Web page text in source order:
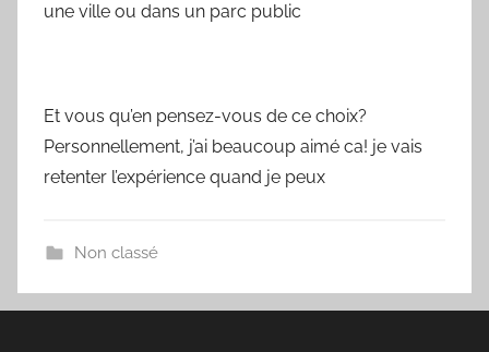
une ville ou dans un parc public
Et vous qu’en pensez-vous de ce choix?
Personnellement, j’ai beaucoup aimé ca! je vais
retenter l’expérience quand je peux
Non classé